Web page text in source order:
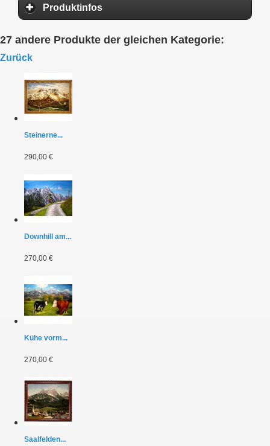
Produktinfos
27 andere Produkte der gleichen Kategorie:
Zurück
Steinerne...
290,00 €
Downhill am...
270,00 €
Kühe vorm...
270,00 €
Saalfelden...